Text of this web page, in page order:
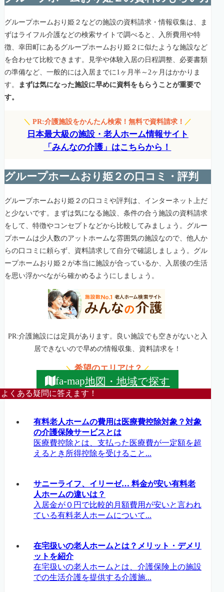
グループホームおり姫２などの施設の資料請求・情報収集は、ま
ずはライフル介護などの検索サイトで調べると、入所費用や特
徴、幸田町にあるグループホームおり姫２に似たような施設など
を合わせて比較できます。見学や体験入居の日程調整、必要書類
の準備など、一般的には入居までに1ヶ月半～2ヶ月はかかりま
す。
まずは気になった施設に早めに資料をもらうことが重要で
す。
＼PR:介護施設をかんたん検索！無料で資料請求！ ／
日本最大級の施設・老人ホーム情報サイト
「みんなの介護」はこちらから！
グループホームおり姫２の口コミ・評判
グループホームおり姫２の口コミや評判は、インターネット上だ
と少ないです。まずは気になる施設、条件の合う施設の資料請求
をして、特徴やコンセプトなどから比較してみましょう。グルー
プホームは少人数のアットホームな雰囲気の施設なので、他人か
らの口コミに頼らず、資料請求して自分で確認しましょう。グル
ープホームおり姫２が本当に施設が合っているか、入居後の生活
を思い浮かべながら確かめるようにしましょう。
PR:介護施設には定員があります。良い施設でも空きがないと入
居できないので早めの情報収集、資料請求を！
＼希望のエリアは？／
fa-map地図・地域で探す
よくある疑問に答えます！
有料老人ホームの費用は医療費控除対象？対象
の介護保険サービスとは
医療費控除とは、支払った医療費が一定額を超
えるとき所得控除を受けること...
サニーライフ、イリーゼ… 料金が安い有料老
人ホームの違いは？
入居金が０円で比較的月額費用が安いと言われ
ている有料老人ホームについて...
在宅扱いの老人ホームとは？メリット・デメリ
ットを紹介
在宅扱いの老人ホームとは、介護保険上の施設
での生活介護を提供する介護施...